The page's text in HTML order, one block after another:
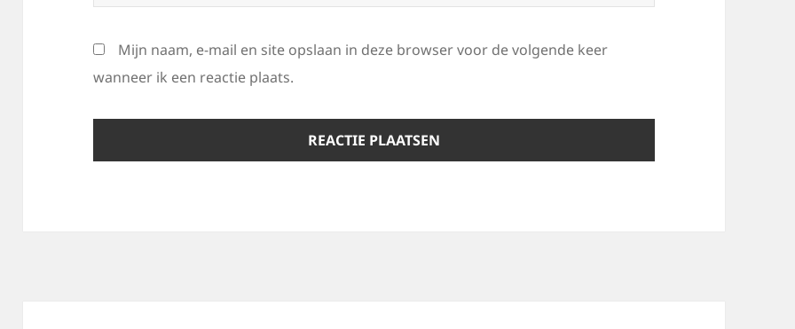
Mijn naam, e-mail en site opslaan in deze browser voor de volgende keer
wanneer ik een reactie plaats.